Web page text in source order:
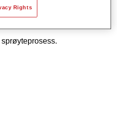
for jevne overganger og
Rights